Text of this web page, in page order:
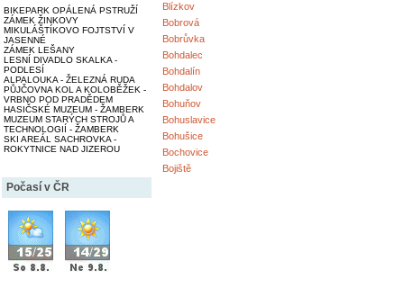
BIKEPARK OPÁLENÁ PSTRUŽÍ
ZÁMEK ŽINKOVY
MIKULÁŠTÍKOVO FOJTSTVÍ V
JASENNÉ
ZÁMEK LEŠANY
LESNÍ DIVADLO SKALKA -
PODLESÍ
ALPALOUKA - ŽELEZNÁ RUDA
PŮJČOVNA KOL A KOLOBĚŽEK -
VRBNO POD PRADĚDEM
HASIČSKÉ MUZEUM - ŽAMBERK
MUZEUM STARÝCH STROJŮ A
TECHNOLOGIÍ - ŽAMBERK
SKI AREÁL SACHROVKA -
ROKYTNICE NAD JIZEROU
Počasí v ČR
Blízkov
Bobrová
Bobrůvka
Bohdalec
Bohdalín
Bohdalov
Bohuňov
Bohuslavice
Bohušice
Bochovice
Bojiště